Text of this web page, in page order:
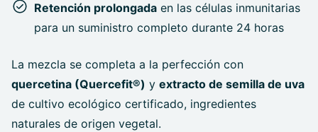
Retención prolongada en las células inmunitarias
para un suministro completo durante 24 horas
La mezcla se completa a la perfección con
quercetina (Quercefit®) y extracto de semilla de uva
de cultivo ecológico certificado, ingredientes
naturales de origen vegetal.